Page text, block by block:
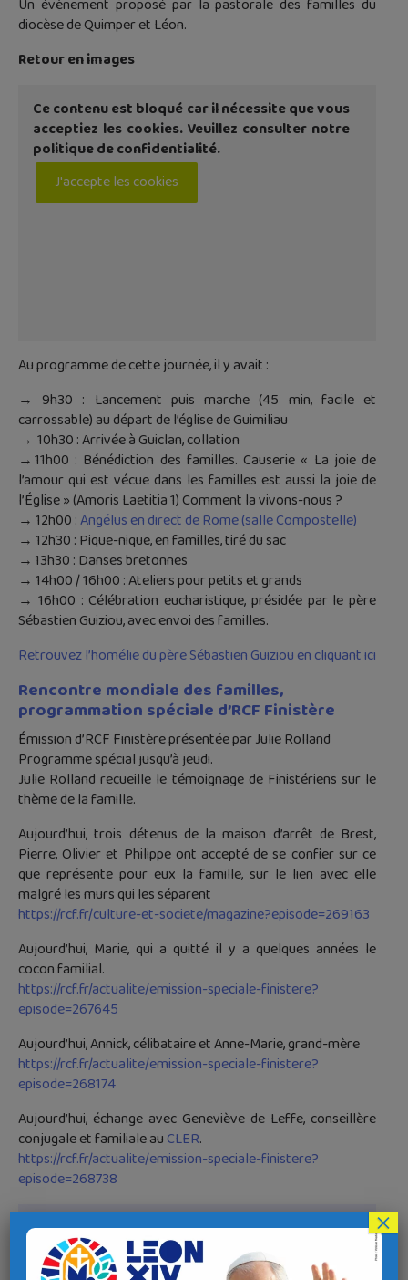
Un évènement proposé par la pastorale des familles du
diocèse de Quimper et Léon.
Retour en images
Ce contenu est bloqué car il nécessite que vous
acceptiez les cookies. Veuillez consulter notre
politique de confidentialité.
J'accepte les cookies
Au programme de cette journée, il y avait :
→ 9h30 : Lancement puis marche (45 min, facile et
carrossable) au départ de l’église de Guimiliau
→ 10h30 : Arrivée à Guiclan, collation
→ 11h00 : Bénédiction des familles. Causerie « La joie de
l’amour qui est vécue dans les familles est aussi la joie de
l’Église » (Amoris Laetitia 1) Comment la vivons-nous ?
→ 12h00 :Angélus en direct de Rome (salle Compostelle)
→ 12h30 : Pique-nique, en familles, tiré du sac
→ 13h30 : Danses bretonnes
→ 14h00 / 16h00 : Ateliers pour petits et grands
→ 16h00 : Célébration eucharistique, présidée par le père
Sébastien Guiziou, avec envoi des familles.
Retrouvez l’homélie du père Sébastien Guiziou en cliquant ici
Rencontre mondiale des familles,
programmation spéciale d’RCF Finistère
Émission d’RCF Finistère présentée par Julie Rolland
Programme spécial jusqu’à jeudi.
Julie Rolland recueille le témoignage de Finistériens sur le
thème de la famille.
Aujourd’hui, trois détenus de la maison d’arrêt de Brest,
Pierre, Olivier et Philippe ont accepté de se confier sur ce
que représente pour eux la famille, sur le lien avec elle
malgré les murs qui les séparent
https://rcf.fr/culture-et-societe/magazine?episode=269163
Aujourd’hui, Marie, qui a quitté il y a quelques années le
cocon familial.
https://rcf.fr/actualite/emission-speciale-finistere?
episode=267645
Aujourd’hui, Annick, célibataire et Anne-Marie, grand-mère
https://rcf.fr/actualite/emission-speciale-finistere?
episode=268174
Aujourd’hui, échange avec Geneviève de Leffe, conseillère
conjugale et familiale au CLER.
https://rcf.fr/actualite/emission-speciale-finistere?
episode=268738
À consulter
Xème Rencontre mondiale des familles
×